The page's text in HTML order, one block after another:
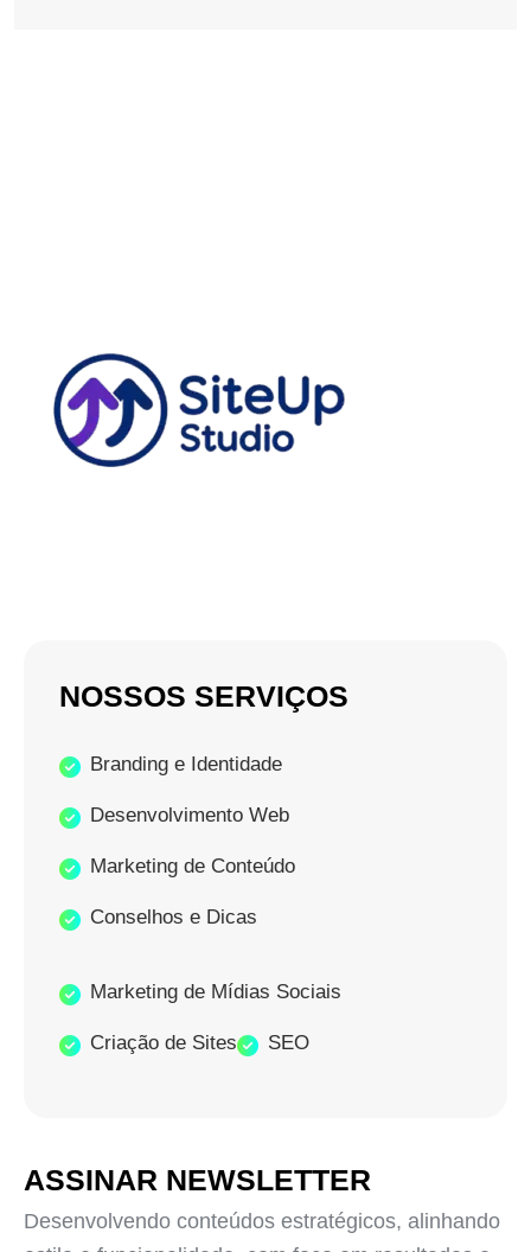
NOSSOS SERVIÇOS
Branding e Identidade
Desenvolvimento Web
Marketing de Conteúdo
Conselhos e Dicas
Marketing de Mídias Sociais
Criação de Sites SEO
ASSINAR NEWSLETTER
Desenvolvendo conteúdos estratégicos, alinhando